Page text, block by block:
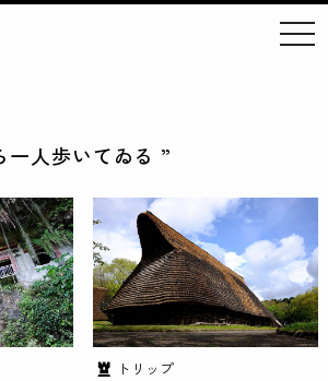
一人歩いてゐる ”
トリップ